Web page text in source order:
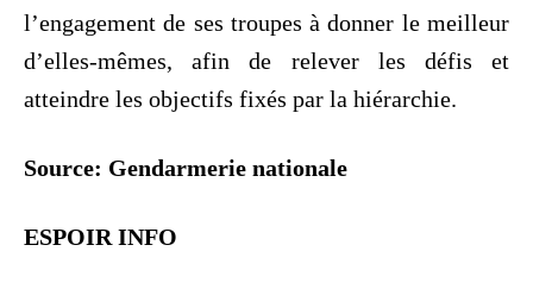
l’engagement de ses troupes à donner le meilleur
d’elles-mêmes, afin de relever les défis et
atteindre les objectifs fixés par la hiérarchie.
Source: Gendarmerie nationale
ESPOIR INFO